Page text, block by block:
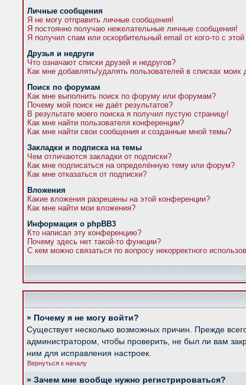
Личные сообщения
Я не могу отправить личные сообщения!
Я постоянно получаю нежелательные личные сообщения!
Я получил спам или оскорбительный email от кого-то с
Друзья и недруги
Что означают списки друзей и недругов?
Как мне добавлять/удалять пользователей в списках моих
Поиск по форумам
Как мне выполнить поиск по форуму или форумам?
Почему мой поиск не даёт результатов?
В результате моего поиска я получил пустую страницу!
Как мне найти пользователя конференции?
Как мне найти свои сообщения и созданные мной темы?
Закладки и подписка на темы
Чем отличаются закладки от подписки?
Как мне подписаться на определённую тему или форум?
Как мне отказаться от подписки?
Вложения
Какие вложения разрешены на этой конференции?
Как мне найти мои вложения?
Информация о phpBB3
Кто написал эту конференцию?
Почему здесь нет такой-то функции?
С кем можно связаться по вопросу некорректного
» Почему я не могу войти?
Существует несколько возможных причин. Прежде
администратором, чтобы проверить, не был ли вам
ним для исправления настроек.
Вернуться к началу
» Зачем мне вообще нужно регистрироваться?